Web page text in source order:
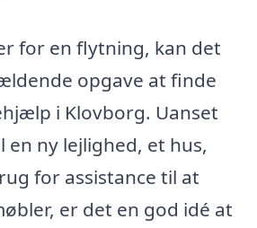
for en flytning, kan det
opgave at finde
i Klovborg. Uanset
ny lejlighed, et hus,
for assistance til at
er det en god idé at